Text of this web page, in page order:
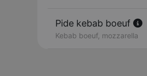
Pide kebab boeuf
Kebab boeuf, mozzarella